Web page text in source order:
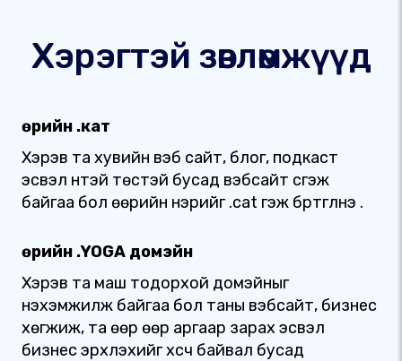
Хэрэгтэй зөвлөмжүүд
Өөрийн .кат
Хэрэв та хувийн вэб сайт, блог, подкаст
эсвэл үүнтэй төстэй бусад вэбсайт үүсгэж
байгаа бол өөрийн нэрийг .cat гэж бүртгүүлнэ үү.
Өөрийн .YOGA домэйн
Хэрэв та маш тодорхой домэйныг
нэхэмжилж байгаа бол таны вэбсайт, бизнес
хөгжиж, та өөр өөр аргаар зарах эсвэл
бизнес эрхлэхийг хүсч байвал бусад